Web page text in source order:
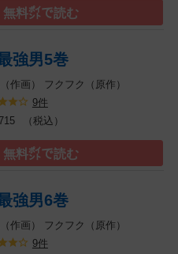
無料㌽で読む
強男5巻
作画）
フクフク（原作）
9件
715 （税込）
無料㌽で読む
強男6巻
作画）
フクフク（原作）
9件